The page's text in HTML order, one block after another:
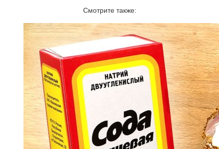
Смотрите также: